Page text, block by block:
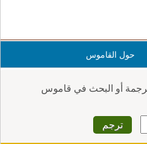
حول القاموس
أو البحث في قاموس